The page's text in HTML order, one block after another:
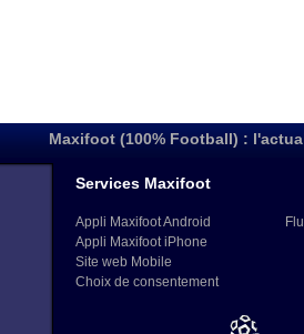
Maxifoot (100% Football) :
Services Maxifoot
Appli Maxifoot Android
Appli Maxifoot iPhone
Site web Mobile
Choix de consentement